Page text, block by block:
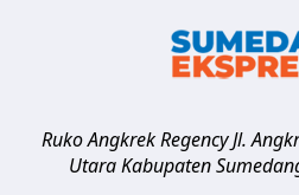
Ruko Angkrek Regency Jl.
Utara Kabupaten